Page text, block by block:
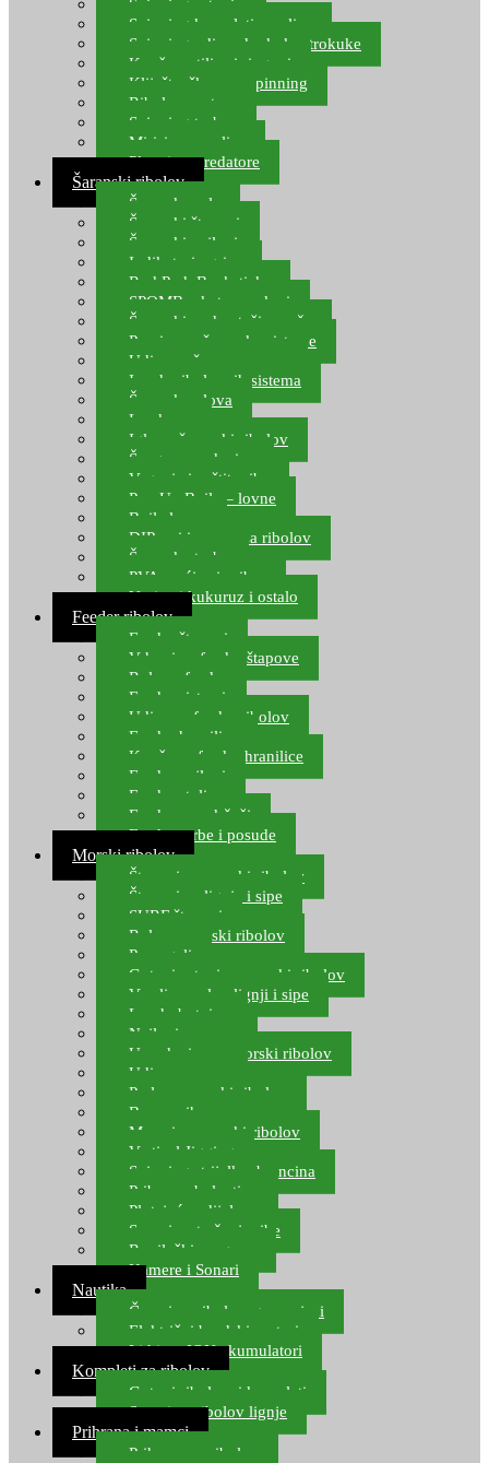
Spinning setovi
Spinning kompleti varalica
Spinning udice, dvokuke, trokuke
Kopče, vrtilice i ringovi
Kliješta, škare za spinning
Ribolov pastrve
Spinning torbe
Mirisi za varalice
Plovci za predatore
Šaranski ribolov
Šaranske role
Šaranski štapovi
Šaranski najloni
Indikatori ugriza
Rod Pod, Banksticks
SPOMB rakete, markeri
Šaranski podmetači, mreže
Pernice za šaranske sisteme
Udice za šarana, amura
Izrada ribolovnih sistema
Šaranska olova
Leadcore
Igle za šaranski ribolov
Špage, upredenice
Vaganje i zaštita ribe
Pop Up Boile – lovne
Boile lovne
DIP-ovi i arome za ribolov
Šaranske torbe
PVA vrećice i pribor
Umjetni kukuruz i ostalo
Feeder ribolov
Feeder štapovi
Vrhovi za feeder štapove
Role za feeder
Feeder sistemi
Udice za feeder ribolov
Feeder hranilice
Kopče za feeder hranilice
Feeder najloni
Feeder stolice
Feeder arm držači
Feeder torbe i posude
Morski ribolov
Štapovi za morski ribolov
Štapovi za lignje i sipe
SURF štapovi
Role za morski ribolov
Parangali
Gotovi setovi za morski ribolov
Varalice za lov lignji i sipe
Lov hobotnice
Najloni za more
Upredenice za morski ribolov
Udice za more
Perle za morski ribolov
Brum prihrana za more
Mamci za morski ribolov
Vertical Jigging
Spinning strijelke, brancina
Pribor za bolentino
Plutajuća odijela
Sonari za traženje ribe
Ronilački program
Kamere i Sonari
Nautika
Čamci za ribolov, gumenjaci
Električni brodski motori
Lithium ION akumulatori
Kompleti za ribolov
Gotovi ribolovni kompleti
Setovi za ribolov lignje
Prihrana i mamci
Prihrana za ribolov